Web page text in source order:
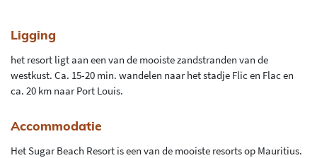
Ligging
het resort ligt aan een van de mooiste zandstranden van de
westkust. Ca. 15-20 min. wandelen naar het stadje Flic en Flac en
ca. 20 km naar Port Louis.
Accommodatie
Het Sugar Beach Resort is een van de mooiste resorts op Mauritius.